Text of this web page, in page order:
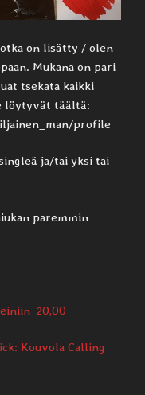
on lisätty / olen
Mukana on pari
tsekata kaikki
löytyvät täältä:
profile
ja/tai yksi tai
paremmin
20,00
Kouvola Calling